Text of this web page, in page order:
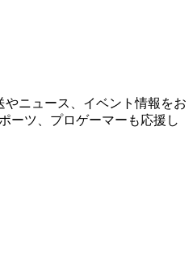
ニュース、イベント情報をお
ーツ、プロゲーマーも応援し